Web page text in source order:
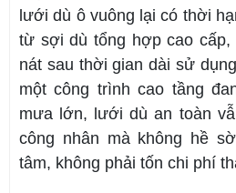
lưới dù ô vuông lại có thời
từ sợi dù tổng hợp cao cấp,
nát sau thời gian dài sử
một công trình cao tầng
mưa lớn, lưới dù an toàn
công nhân mà không hề
tâm, không phải tốn chi phí